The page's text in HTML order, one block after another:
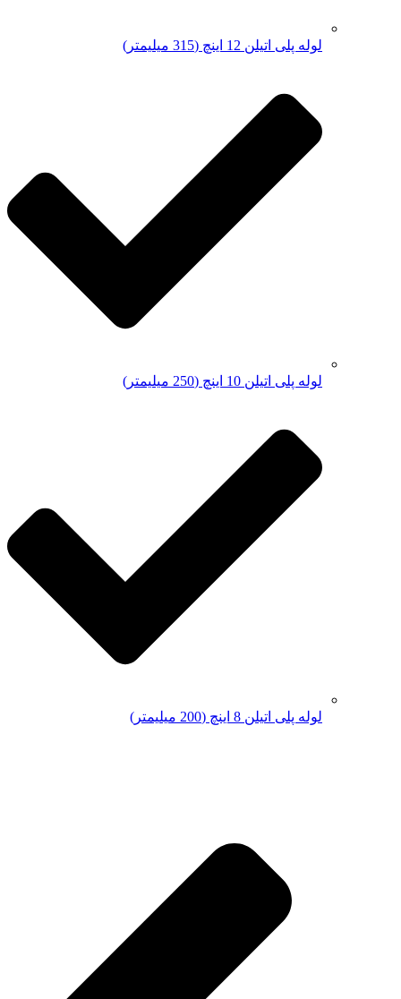
لوله پلی اتیلن 12 اینچ (315 میلیمتر)
لوله پلی اتیلن 10 اینچ (250 میلیمتر)
لوله پلی اتیلن 8 اینچ (200 میلیمتر)